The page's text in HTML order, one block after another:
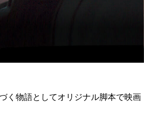
く物語としてオリジナル脚本で映画